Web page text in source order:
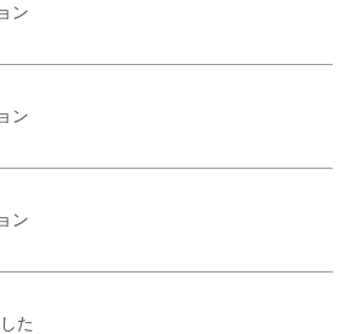
ン
ン
ン
た